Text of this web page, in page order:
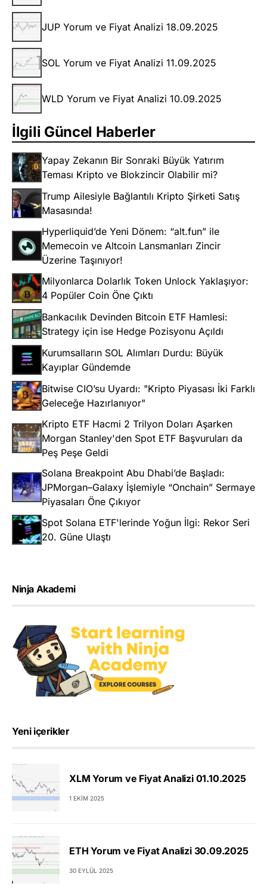
JUP Yorum ve Fiyat Analizi 18.09.2025
SOL Yorum ve Fiyat Analizi 11.09.2025
WLD Yorum ve Fiyat Analizi 10.09.2025
İlgili Güncel Haberler
Yapay Zekanın Bir Sonraki Büyük Yatırım
Teması Kripto ve Blokzincir Olabilir mi?
Trump Ailesiyle Bağlantılı Kripto Şirketi Satış
Masasında!
Hyperliquid’de Yeni Dönem: “alt.fun” ile
Memecoin ve Altcoin Lansmanları Zincir
Üzerine Taşınıyor!
Milyonlarca Dolarlık Token Unlock Yaklaşıyor:
4 Popüler Coin Öne Çıktı
Bankacılık Devinden Bitcoin ETF Hamlesi:
Strategy için ise Hedge Pozisyonu Açıldı
Kurumsalların SOL Alımları Durdu: Büyük
Kayıplar Gündemde
Bitwise CIO’su Uyardı: "Kripto Piyasası İki Farklı
Geleceğe Hazırlanıyor"
Kripto ETF Hacmi 2 Trilyon Doları Aşarken
Morgan Stanley'den Spot ETF Başvuruları da
Peş Peşe Geldi
Solana Breakpoint Abu Dhabi’de Başladı:
JPMorgan–Galaxy İşlemiyle “Onchain” Sermaye
Piyasaları Öne Çıkıyor
Spot Solana ETF'lerinde Yoğun İlgi: Rekor Seri
20. Güne Ulaştı
Ninja Akademi
Yeni içerikler
XLM Yorum ve Fiyat Analizi 01.10.2025
1 EKIM 2025
ETH Yorum ve Fiyat Analizi 30.09.2025
30 EYLÜL 2025